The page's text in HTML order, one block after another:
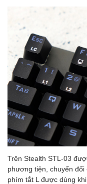
Trên Stealth STL-03
phương tiện, chuyển
phím tắt L được dùng khi